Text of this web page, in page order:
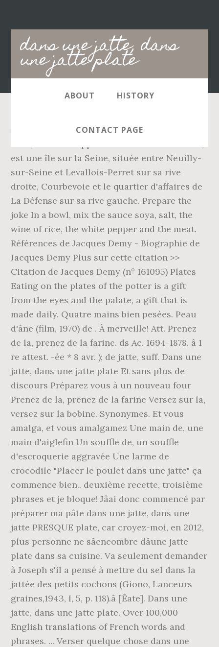
dans une jatte, dans
une jatte plate
Main
navigation
ABOUT HISTORY
CONTACT PAGE
Allumez votre, allumez votre four. Lâîle de la
est une île sur la Seine, située entre Neuilly-
sur-Seine et Levallois-Perret sur sa rive
droite, Courbevoie et le quartier d'affaires de
La Défense sur sa rive gauche. Prepare the
joke In a bowl, mix the sauce soya, salt, the
wine of rice, the white pepper and the meat.
Références de Jacques Demy - Biographie de
Jacques Demy Plus sur cette citation >>
Citation de Jacques Demy (n° 161095) Plates
Eating on the plates of the potter is a gift
from the eyes and the palate, a gift that is
made daily. Quatre mains bien pesées. Peau
d'âne (film, 1970) de . À merveille! Att. Prenez
de la, prenez de la farine. ds Ac. 1694-1878. â 1
re attest. -ée * 8 avr. ); de jatte, suff. Dans une
jatte, dans une jatte plate Et sans plus de
discours Préparez vous à un nouveau four
Prenez de la, prenez de la farine Versez sur la,
versez sur la bobine. Synonymes. Et vous
amalga, et vous amalgamez Une main de, une
main d'aiglefin Un souffle de, un souffle
d'escroquerie aggravée Une larme de
crocodile "Placer le poulet dans une jatte" ça
commence bien.. deuxième recette, troisième
phrases et je bloque! Jâai donc commencé par
préparer ma pâte dans une jatte, dans une
jatte PRESQUE plate, car croyez-moi, en 2012,
plus personne ne sâencombre dâune jatte
plate dans sa cuisine. Va seulement demander
à Joseph s'il a pensé à mettre du sel dans la
jattée des petits cochons (Giono, Lanceurs
graines,1943, I, 5, p. 118).â [Êate]. Dans une
jatte, dans une jatte plate. Over 100,000
English translations of French words and
phrases. ... Verser quelque chose dans une